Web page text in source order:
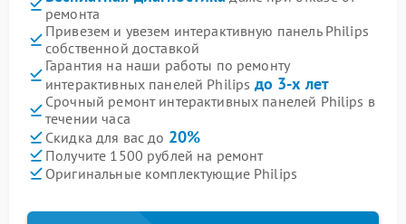
ремонта
Привезем и увезем интерактивную панель Philips
собственной доставкой
Гарантия на наши работы по ремонту
интерактивных панелей Philips до 3-х лет
Срочный ремонт интерактивных панелей Philips в
течении часа
Скидка для вас до 20%
Получите 1500 рублей на ремонт
Оригинальные комплектующие Philips